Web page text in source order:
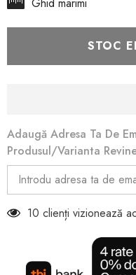
Issac
Marco
Tozzi
Ghid marimi
STOC
Adaugă Adresa Ta De
Produsul/varianta
10 clienți vizionează